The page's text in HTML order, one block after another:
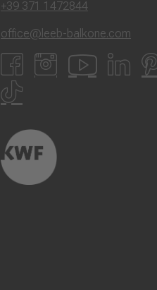
+39 371 1472844
office@leeb-balkone.com